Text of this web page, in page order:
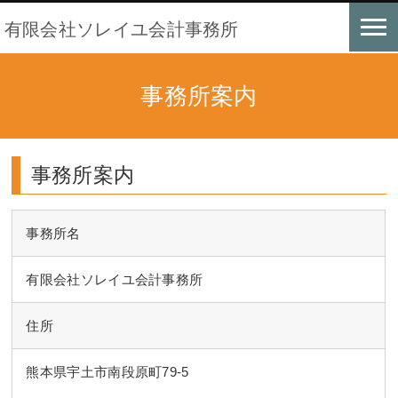
有限会社ソレイユ会計事務所
事務所案内
事務所案内
事務所名
有限会社ソレイユ会計事務所
住所
熊本県宇土市南段原町79-5